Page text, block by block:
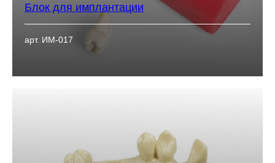
Блок для имплантации
арт. ИМ-017